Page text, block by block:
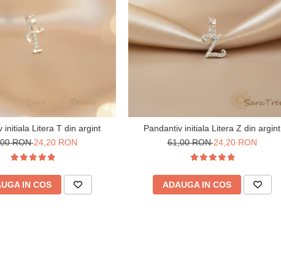
initiala Litera T din argint
RON24,20 RON
IN COS
Pandantiv initiala Litera Z din argint
61,00 RON24,20 RON
ADAUGA IN COS